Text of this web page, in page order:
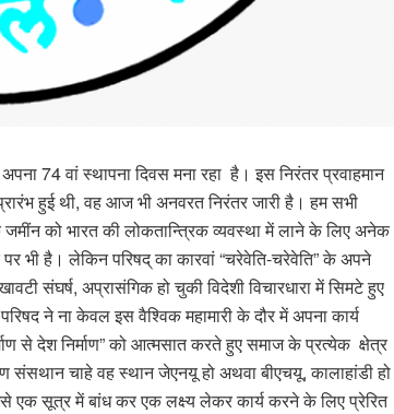
74 वां स्थापना दिवस मना रहा है। इस निरंतर प्रवाहमान
हुई थी, वह आज भी अनवरत निरंतर जारी है। हम सभी
जमींन को भारत की लोकतान्त्रिक व्यवस्था में लाने के लिए अनेक
भी है। लेकिन परिषद् का कारवां “चरेवेति-चरेवेति” के अपने
संघर्ष, अप्रासंगिक हो चुकी विदेशी विचारधारा में सिमटे हुए
ने ना केवल इस वैश्विक महामारी के दौर में अपना कार्य
से देश निर्माण” को आत्मसात करते हुए समाज के प्रत्येक क्षेत्र
चाहे वह स्थान जेएनयू हो अथवा बीएचयू, कालाहांडी हो
एक सूत्र में बांध कर एक लक्ष्य लेकर कार्य करने के लिए प्रेरित